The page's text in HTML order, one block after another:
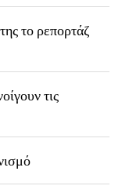
το ρεπορτάζ
τις